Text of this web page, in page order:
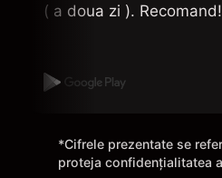
( a doua zi ). Recomand!
*Cifrele prezentate se
proteja confidențialitatea